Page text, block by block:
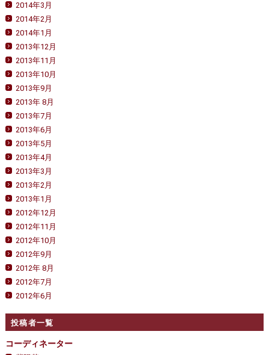
2014年3月
2014年2月
2014年1月
2013年12月
2013年11月
2013年10月
2013年9月
2013年 8月
2013年7月
2013年6月
2013年5月
2013年4月
2013年3月
2013年2月
2013年1月
2012年12月
2012年11月
2012年10月
2012年9月
2012年 8月
2012年7月
2012年6月
投稿者一覧
コーディネーター